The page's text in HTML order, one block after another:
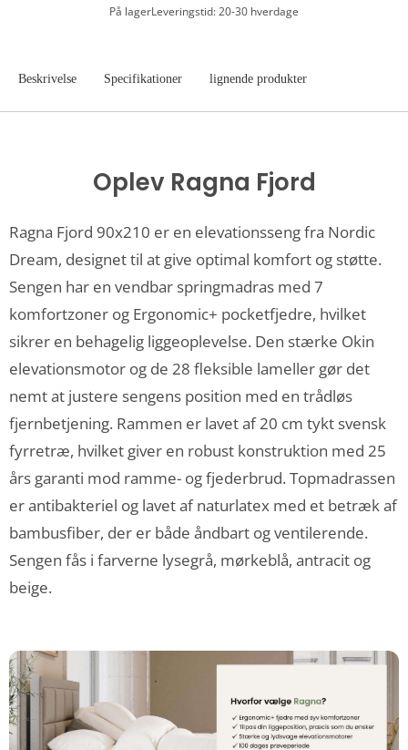
På lagerLeveringstid: 20-30 hverdage
Beskrivelse Specifikationer lignende produkter
Oplev Ragna Fjord
Ragna Fjord 90x210 er en elevationsseng fra Nordic
Dream, designet til at give optimal komfort og støtte.
Sengen har en vendbar springmadras med 7
komfortzoner og Ergonomic+ pocketfjedre, hvilket
sikrer en behagelig liggeoplevelse. Den stærke Okin
elevationsmotor og de 28 fleksible lameller gør det
nemt at justere sengens position med en trådløs
fjernbetjening. Rammen er lavet af 20 cm tykt svensk
fyrretræ, hvilket giver en robust konstruktion med 25
års garanti mod ramme- og fjederbrud. Topmadrassen
er antibakteriel og lavet af naturlatex med et betræk af
bambusfiber, der er både åndbart og ventilerende.
Sengen fås i farverne lysegrå, mørkeblå, antracit og
beige.